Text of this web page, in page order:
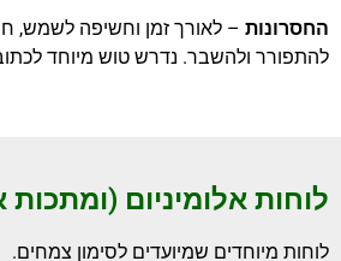
החסרונות – לאורך זמן וחשיפה לשמש,
להתפורר ולהשבר. נדרש טוש מיוחד
לוחות אלומיניום
לוחות מיוחדים שמיועדים לסימון צמחים.